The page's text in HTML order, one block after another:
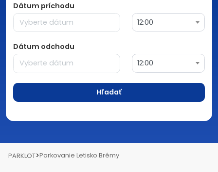
Dátum príchodu
12:00
Dátum odchodu
12:00
Hľadať
PARKLOT>Parkovanie Letisko Brémy